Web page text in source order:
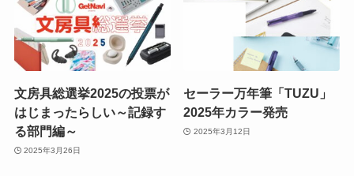
文房具総選挙2025の投票が
はじまったらしい～記録す
る部門編～
2025年3月26日
セーラー万年筆「TUZU」
2025年カラー発売
2025年3月12日